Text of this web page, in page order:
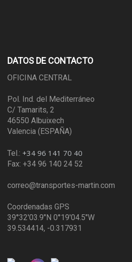
DATOS DE CONTACTO
OFICINA CENTRAL
Pol. Ind. del Mediterráneo
C/ Tamarits, 2
46550 Albuixech
Valencia (ESPAÑA)
Tel.: +34 96 141 70 40
Fax: +34 96 140 24 52
correo@transportes-martin.com
Coordenadas GPS
39°32'03.9"N 0°19'04.5"W
39.534414, -0.317931